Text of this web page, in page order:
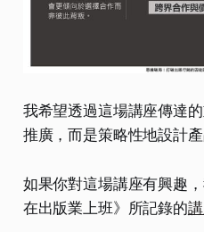
我希望透過這場講座傳達
推廣，而是策略性地設計產
如果你對這場講座有興趣
在出版業上班》所記錄的